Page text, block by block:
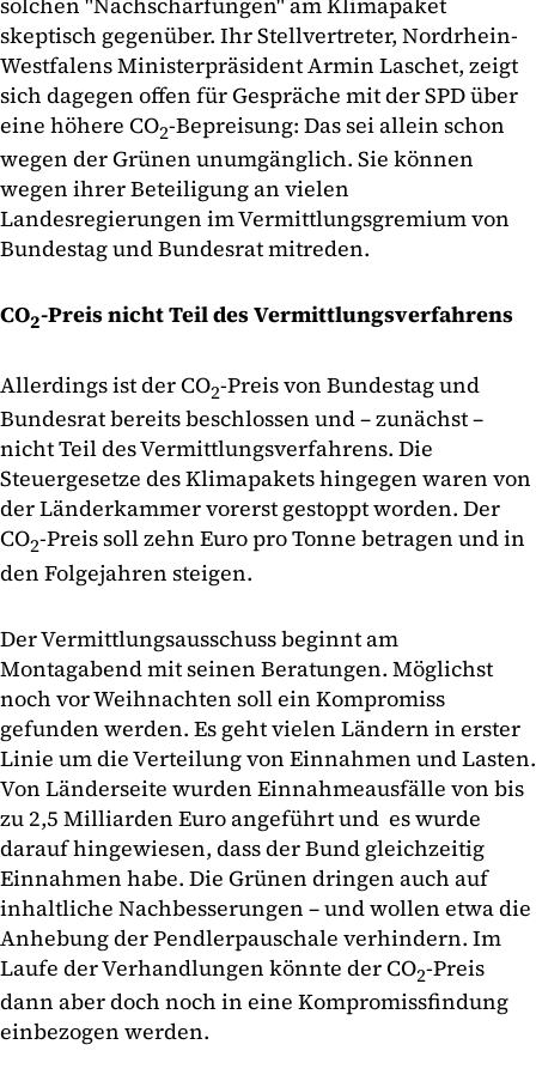
skeptisch gegenüber. Ihr Stellvertreter, Nordrhein-
Westfalens Ministerpräsident Armin Laschet, zeigt
sich dagegen offen für Gespräche mit der SPD über
eine höhere CO2-Bepreisung: Das sei allein schon
wegen der Grünen unumgänglich. Sie können
wegen ihrer Beteiligung an vielen
Landesregierungen im Vermittlungsgremium von
Bundestag und Bundesrat mitreden.
CO2-Preis nicht Teil des Vermittlungsverfahrens
Allerdings ist der CO2-Preis von Bundestag und
Bundesrat bereits beschlossen und – zunächst –
nicht Teil des Vermittlungsverfahrens. Die
Steuergesetze des Klimapakets hingegen waren von
der Länderkammer vorerst gestoppt worden. Der
CO2-Preis soll zehn Euro pro Tonne betragen und in
den Folgejahren steigen.
Der Vermittlungsausschuss beginnt am
Montagabend mit seinen Beratungen. Möglichst
noch vor Weihnachten soll ein Kompromiss
gefunden werden. Es geht vielen Ländern in erster
Linie um die Verteilung von Einnahmen und Lasten.
Von Länderseite wurden Einnahmeausfälle von bis
zu 2,5 Milliarden Euro angeführt und es wurde
darauf hingewiesen, dass der Bund gleichzeitig
Einnahmen habe. Die Grünen dringen auch auf
inhaltliche Nachbesserungen – und wollen etwa die
Anhebung der Pendlerpauschale verhindern. Im
Laufe der Verhandlungen könnte der CO2-Preis
dann aber doch noch in eine Kompromissfindung
einbezogen werden.